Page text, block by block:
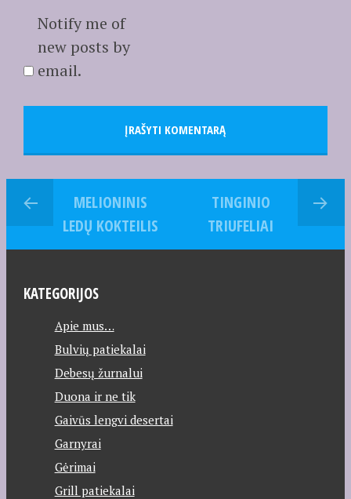
Notify me of
new posts by
email.
MELIONINIS
LEDŲ KOKTEILIS
TINGINIO
TRIUFELIAI
KATEGORIJOS
Apie mus…
Bulvių patiekalai
Debesų žurnalui
Duona ir ne tik
Gaivūs lengvi desertai
Garnyrai
Gėrimai
Grill patiekalai